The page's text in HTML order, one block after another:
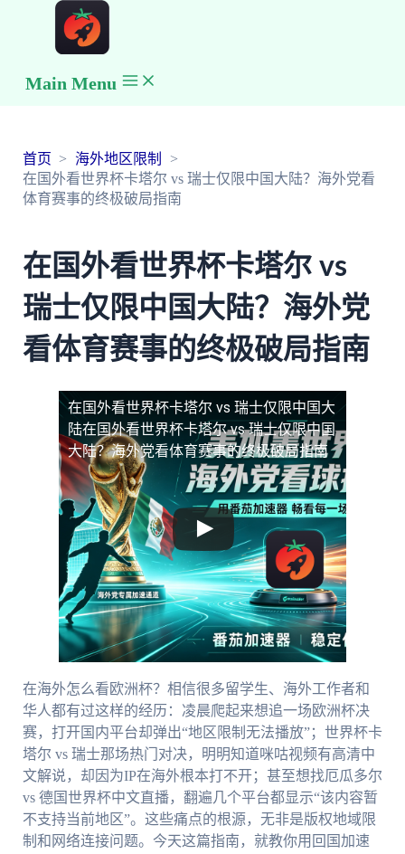
Main Menu
首页
海外地区限制
在国外看世界杯卡塔尔 vs 瑞士仅限中国大陆？海外党看
体育赛事的终极破局指南
在国外看世界杯卡塔尔 vs
瑞士仅限中国大陆？海外党
看体育赛事的终极破局指南
在国外看世界杯卡塔尔 vs 瑞士仅限中国大
陆在国外看世界杯卡塔尔 vs 瑞士仅限中国
大陆？海外党看体育赛事的终极破局指南
在海外怎么看欧洲杯？相信很多留学生、海外工作者和
华人都有过这样的经历：凌晨爬起来想追一场欧洲杯决
赛，打开国内平台却弹出“地区限制无法播放”；世界杯卡
塔尔 vs 瑞士那场热门对决，明明知道咪咕视频有高清中
文解说，却因为IP在海外根本打不开；甚至想找厄瓜多尔
vs 德国世界杯中文直播，翻遍几个平台都显示“该内容暂
不支持当前地区”。这些痛点的根源，无非是版权地域限
制和网络连接问题。今天这篇指南，就教你用回国加速